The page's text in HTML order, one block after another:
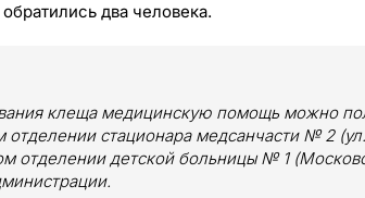
два человека.
клеща медицинскую помощь можно
стационара медсанчасти № 2
отделении детской больницы № 1